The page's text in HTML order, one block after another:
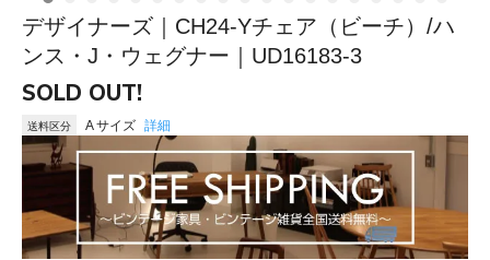
デザイナーズ｜CH24-Yチェア（ビーチ）/ハ
ンス・J・ウェグナー｜UD16183-3
SOLD OUT!
送料区分 A サイズ 詳細